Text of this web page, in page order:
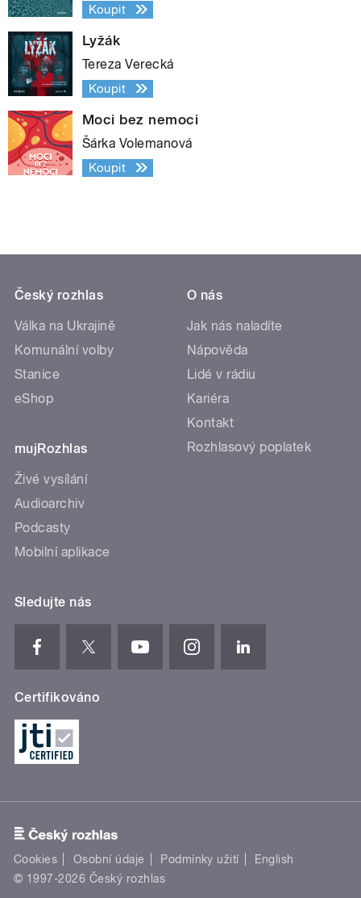
Koupit
Lyžák
Tereza Verecká
Koupit
Moci bez nemoci
Šárka Volemanová
Koupit
Český rozhlas
Válka na Ukrajině
Komunální volby
Stanice
eShop
mujRozhlas
Živé vysílání
Audioarchiv
Podcasty
Mobilní aplikace
O nás
Jak nás naladíte
Nápověda
Lidé v rádiu
Kariéra
Kontakt
Rozhlasový poplatek
Sledujte nás
Certifikováno
Cookies Osobní údaje Podmínky užití
English
© 1997-2026 Český rozhlas